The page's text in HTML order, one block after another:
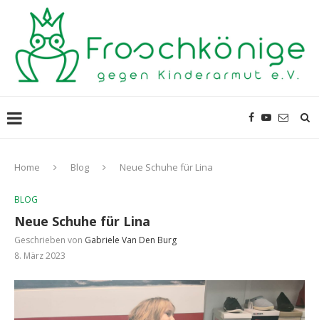
Home Blog Neue Schuhe für Lina
BLOG
Neue Schuhe für Lina
Geschrieben von Gabriele Van Den Burg
8. März 2023